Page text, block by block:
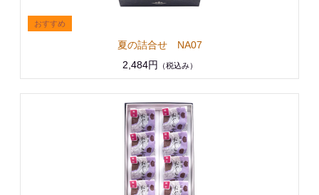
夏の詰合せ NA07
2,484円
（税込み）